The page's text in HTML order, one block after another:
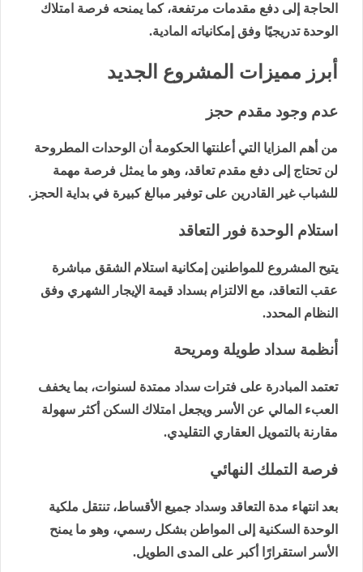
الحاجة إلى دفع مقدمات مرتفعة، كما يمنحه فرصة امتلاك
الوحدة تدريجيًا وفق إمكانياته المادية.
أبرز مميزات المشروع الجديد
عدم وجود مقدم حجز
من أهم المزايا التي أعلنتها الحكومة أن الوحدات المطروحة
لن تحتاج إلى دفع مقدم تعاقد، وهو ما يمثل فرصة مهمة
للشباب غير القادرين على توفير مبالغ كبيرة في بداية الحجز.
استلام الوحدة فور التعاقد
يتيح المشروع للمواطنين إمكانية استلام الشقق مباشرة
عقب التعاقد، مع الالتزام بسداد قيمة الإيجار الشهري وفق
النظام المحدد.
أنظمة سداد طويلة ومريحة
تعتمد المبادرة على فترات سداد ممتدة لسنوات، بما يخفف
العبء المالي عن الأسر ويجعل امتلاك السكن أكثر سهولة
مقارنة بالتمويل العقاري التقليدي.
فرصة التملك النهائي
بعد انتهاء مدة التعاقد وسداد جميع الأقساط، تنتقل ملكية
الوحدة السكنية إلى المواطن بشكل رسمي، وهو ما يمنح
الأسر استقرارًا أكبر على المدى الطويل.